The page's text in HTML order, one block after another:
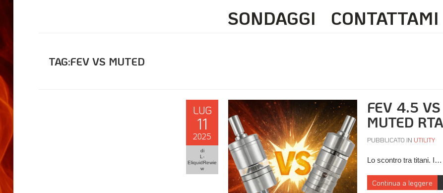
SONDAGGI
CONTATTAMI
TAG:FEV VS MUTED
LUG
11
2025
di
L-
EliquidRewie
w
FEV 4.5 VS
MUTED RTA
PUBBLICATO IN UTILITY
Lo scontro tra titani. I…
Continua a leggere